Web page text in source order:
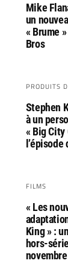
Mike
un
« Brume
Bros
PRODUITS
Stephen
à un
« Big City
l’épisode
FILMS
« Les
King » :
hors-
novembre